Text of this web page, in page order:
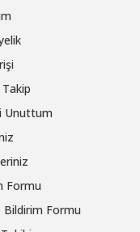
Unuttum
Formu
Bildirim Formu